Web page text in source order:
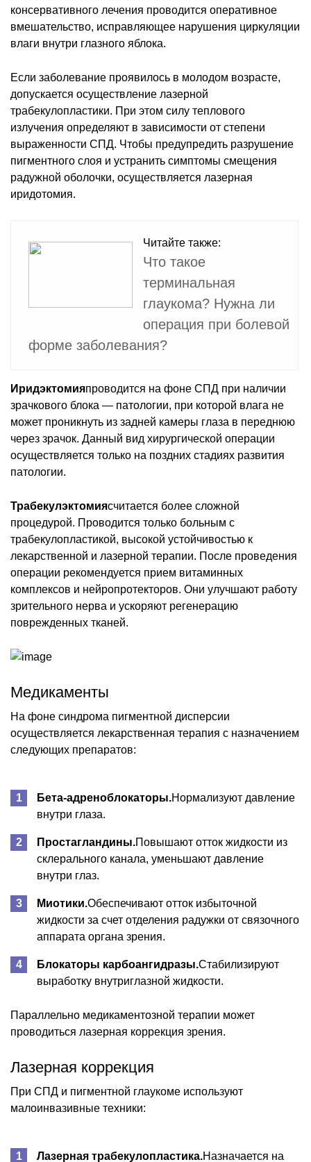
консервативного лечения проводится оперативное
вмешательство, исправляющее нарушения циркуляции
влаги внутри глазного яблока.
Если заболевание проявилось в молодом возрасте,
допускается осуществление лазерной
трабекулопластики. При этом силу теплового
излучения определяют в зависимости от степени
выраженности СПД. Чтобы предупредить разрушение
пигментного слоя и устранить симптомы смещения
радужной оболочки, осуществляется лазерная
иридотомия.
Читайте также:
Что такое
терминальная
глаукома? Нужна ли
операция при болевой
форме заболевания?
Иридэктомияпроводится на фоне СПД при наличии
зрачкового блока — патологии, при которой влага не
может проникнуть из задней камеры глаза в переднюю
через зрачок. Данный вид хирургической операции
осуществляется только на поздних стадиях развития
патологии.
Трабекулэктомиясчитается более сложной
процедурой. Проводится только больным с
трабекулопластикой, высокой устойчивостью к
лекарственной и лазерной терапии. После проведения
операции рекомендуется прием витаминных
комплексов и нейропротекторов. Они улучшают работу
зрительного нерва и ускоряют регенерацию
поврежденных тканей.
Медикаменты
На фоне синдрома пигментной дисперсии
осуществляется лекарственная терапия с назначением
следующих препаратов:
Бета-адреноблокаторы.Нормализуют давление
внутри глаза.
Простагландины.Повышают отток жидкости из
склерального канала, уменьшают давление
внутри глаз.
Миотики.Обеспечивают отток избыточной
жидкости за счет отделения радужки от связочного
аппарата органа зрения.
Блокаторы карбоангидразы.Стабилизируют
выработку внутриглазной жидкости.
Параллельно медикаментозной терапии может
проводиться лазерная коррекция зрения.
Лазерная коррекция
При СПД и пигментной глаукоме используют
малоинвазивные техники:
Лазерная трабекулопластика.Назначается на